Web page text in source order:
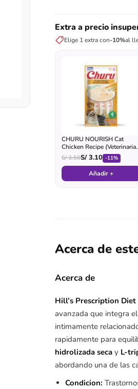
Extra a precio
Elige 1 extra con-10%al
CHURU NOURISH Cat
Chicken Recipe
Formula)
S/3.50S/3.10 -11%
Añadir +
Acerca de
Acerca de
Hill’s Prescription
avanzada que integra el
intimamente
rapidamente para
hidrolizada seca y L-
abordando una de las
Condicion: